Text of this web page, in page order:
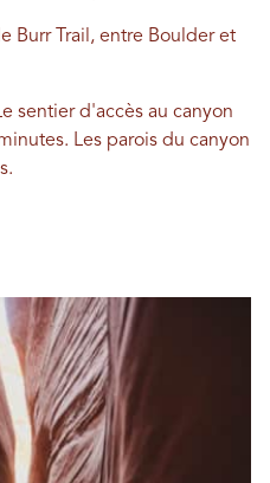
Burr Trail, entre Boulder et
sentier d'accès au canyon
Les parois du canyon